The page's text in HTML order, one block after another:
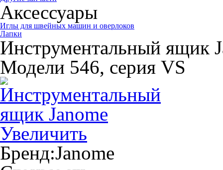
Аксессуары
Иглы для швейных машин и оверлоков
Лапки
Инструментальный ящик
Модели 546, серия VS
Увеличить
Бренд:Janome